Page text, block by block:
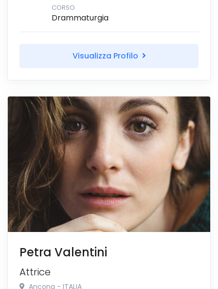
CORSO
Drammaturgia
Visualizza Profilo
Petra Valentini
Attrice
Ancona - ITALIA